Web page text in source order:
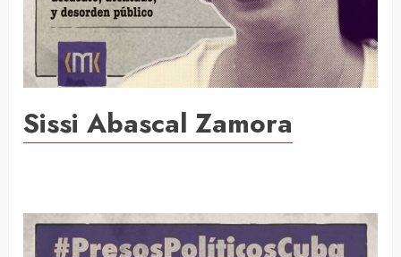
Sissi Abascal Zamora